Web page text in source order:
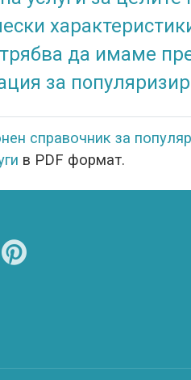
да имаме
за
справочник за
в PDF формат.